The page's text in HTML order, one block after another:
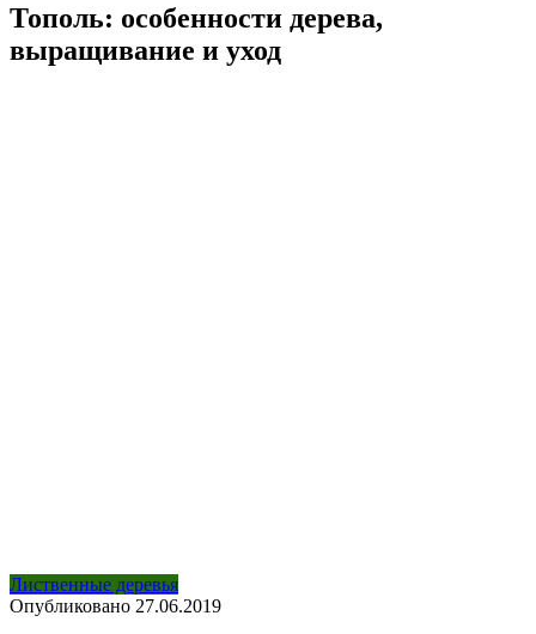
Тополь: особенности дерева,
выращивание и уход
Лиственные деревья
Опубликовано 27.06.2019